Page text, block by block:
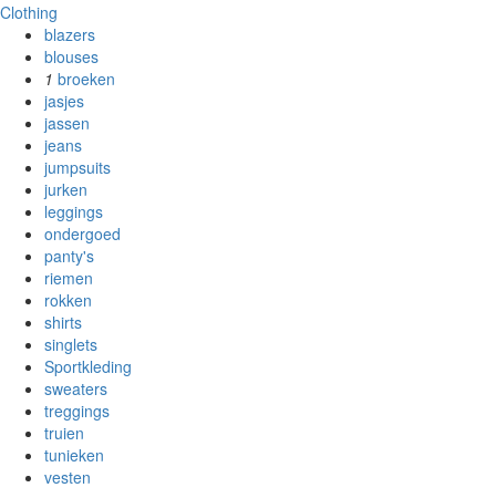
Clothing
blazers
blouses
1 broeken
jasjes
jassen
jeans
jumpsuits
jurken
leggings
ondergoed
panty's
riemen
rokken
shirts
singlets
Sportkleding
sweaters
treggings
truien
tunieken
vesten